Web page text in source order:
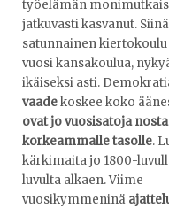
työelämän
jatkuvasti kasvanut.
satunnainen kiertokoulu
vuosi kansakoulua,
ikäiseksi asti.
vaadekoskee koko
ovat jo vuosisatoja
korkeammalle tasolle.
kärkimaita jo 1800-
luvulta alkaen. Viime
vuosikymmeninä